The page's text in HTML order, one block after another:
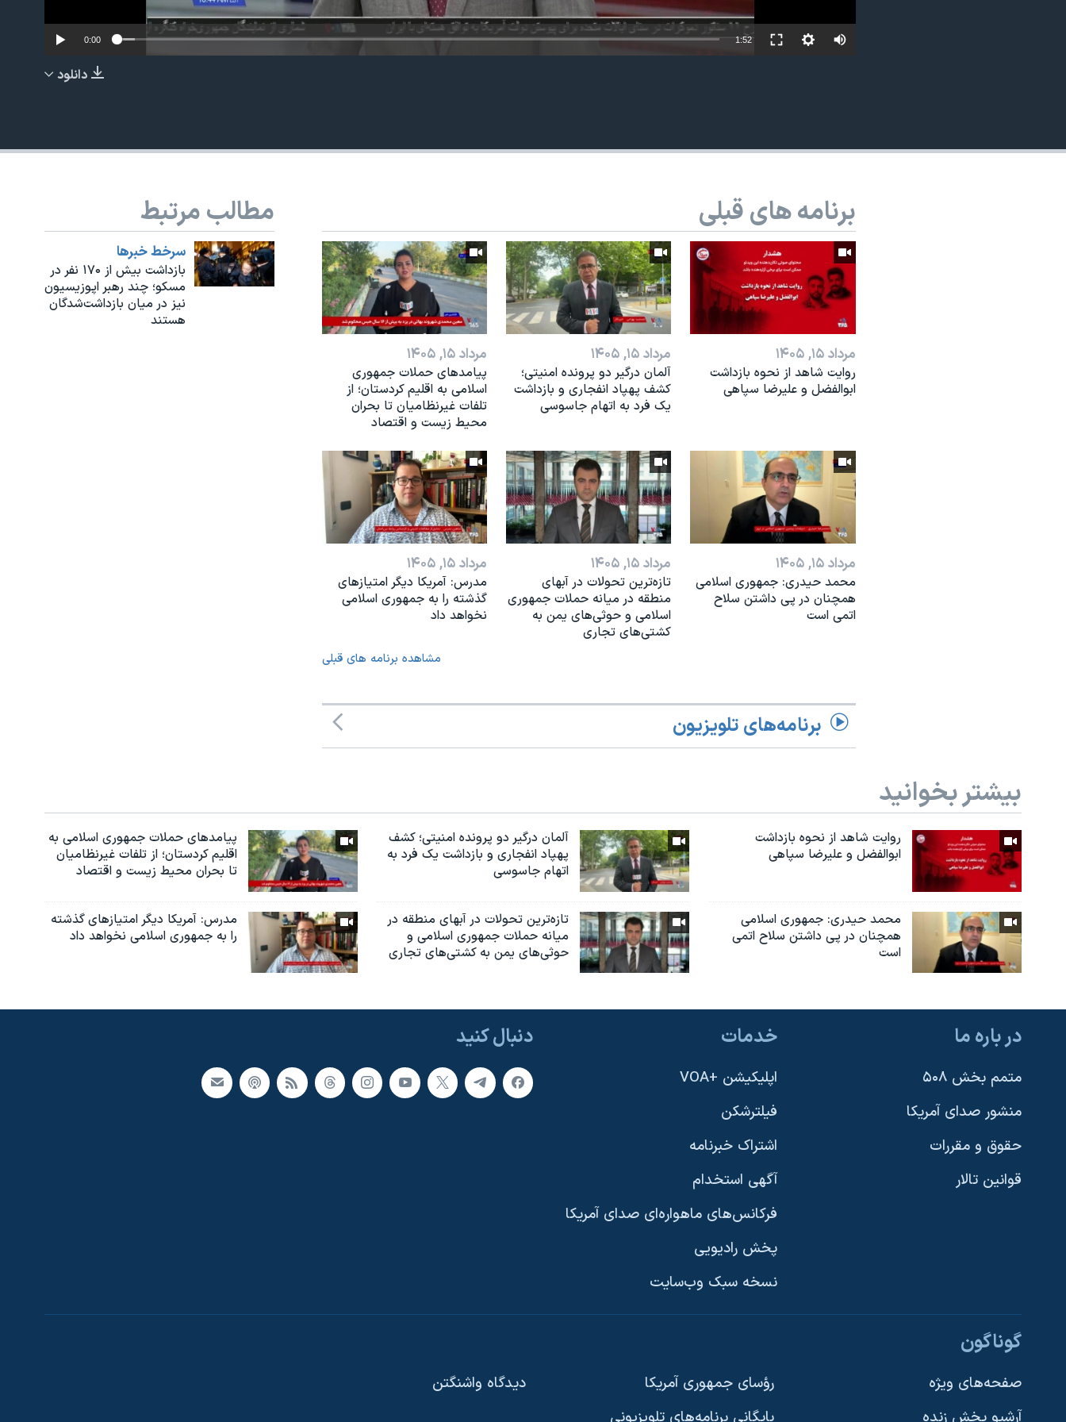
دنبال کنید
EMBED
0:00 1:52
دانلود
مطالب مرتبط
سرخط خبرها
بازداشت بیش از ۱۷۰ نفر در
مسکو؛ چند رهبر اپوزیسیون
نیز در میان بازداشت‌‌شدگان
هستند
برنامه های قبلی
مرداد ۱۵, ۱۴۰۵
روایت شاهد از نحوه بازداشت
ابوالفضل و علیرضا سپاهی
مرداد ۱۵, ۱۴۰۵
آلمان درگیر دو پرونده امنیتی؛
کشف پهپاد انفجاری و بازداشت
یک فرد به اتهام جاسوسی
مرداد ۱۵, ۱۴۰۵
پیامدهای حملات جمهوری
اسلامی به اقلیم کردستان؛ از
تلفات غیرنظامیان تا بحران
محیط زیست و اقتصاد
مرداد ۱۵, ۱۴۰۵
محمد حیدری: جمهوری اسلامی
همچنان در‌ پی داشتن سلاح
اتمی است
مرداد ۱۵, ۱۴۰۵
تازه‌ترین‌ تحولات در آبهای
منطقه در میانه حملات جمهوری
اسلامی و حوثی‌های یمن به
کشتی‌های تجاری
مرداد ۱۵, ۱۴۰۵
مدرس: آمریکا دیگر امتیازهای
گذشته را به جمهوری اسلامی
نخواهد داد
مشاهده برنامه های قبلی
برنامه‌های تلویزیون
بیشتر بخوانید
روایت شاهد از نحوه بازداشت
ابوالفضل و علیرضا سپاهی
آلمان درگیر دو پرونده امنیتی؛ کشف
پهپاد انفجاری و بازداشت یک فرد به
اتهام جاسوسی
پیامدهای حملات جمهوری اسلامی به
اقلیم کردستان؛ از تلفات غیرنظامیان
تا بحران محیط زیست و اقتصاد
محمد حیدری: جمهوری اسلامی
همچنان در‌ پی داشتن سلاح اتمی
است
تازه‌ترین‌ تحولات در آبهای منطقه در
میانه حملات جمهوری اسلامی و
حوثی‌های یمن به کشتی‌های تجاری
مدرس: آمریکا دیگر امتیازهای گذشته
را به جمهوری اسلامی نخواهد داد
دنبال کنید در باره ما
متمم بخش ۵۰۸
منشور صدای آمریکا
حقوق و مقررات
قوانین تالار
خدمات
اپلیکیشن +VOA
فیلترشکن
اشتراک خبرنامه
آگهی استخدام
فرکانس‌های ماهواره‌ای صدای آمریکا
پخش رادیویی
نسخه سبک وب‌سایت
گوناگون
صفحه‌های ویژه
رؤسای جمهوری آمریکا
دیدگاه‌ واشنگتن